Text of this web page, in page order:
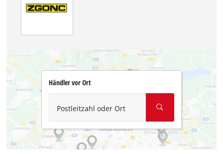
Händler vor Ort
Postleitzahl oder Ort